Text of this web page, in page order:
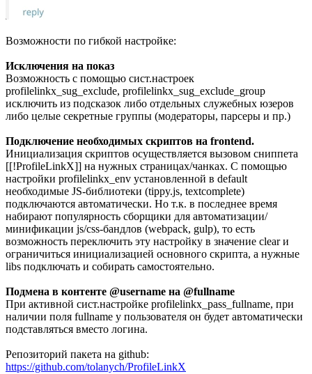
Возможности по гибкой настройке:
Исключения на показ
Возможность с помощью сист.настроек
profilelinkx_sug_exclude, profilelinkx_sug_exclude_group
исключить из подсказок либо отдельных служебных юзеров
либо целые секретные группы (модераторы, парсеры и пр.)
Подключение необходимых скриптов на frontend.
Инициализация скриптов осуществляется вызовом сниппета
[[!ProfileLinkX]] на нужных страницах/чанках. С помощью
настройки profilelinkx_env установленной в default
необходимые JS-библиотеки (tippy.js, textcomplete)
подключаются автоматически. Но т.к. в последнее время
набирают популярность сборщики для автоматизации/
минификации js/css-бандлов (webpack, gulp), то есть
возможность переключить эту настройку в значение clear и
ограничиться инициализацией основного скрипта, а нужные
libs подключать и собирать самостоятельно.
Подмена в контенте @username на @fullname
При активной сист.настройке profilelinkx_pass_fullname, при
наличии поля fullname у пользователя он будет автоматически
подставляться вместо логина.
Репозиторий пакета на github:
https://github.com/tolanych/ProfileLinkX